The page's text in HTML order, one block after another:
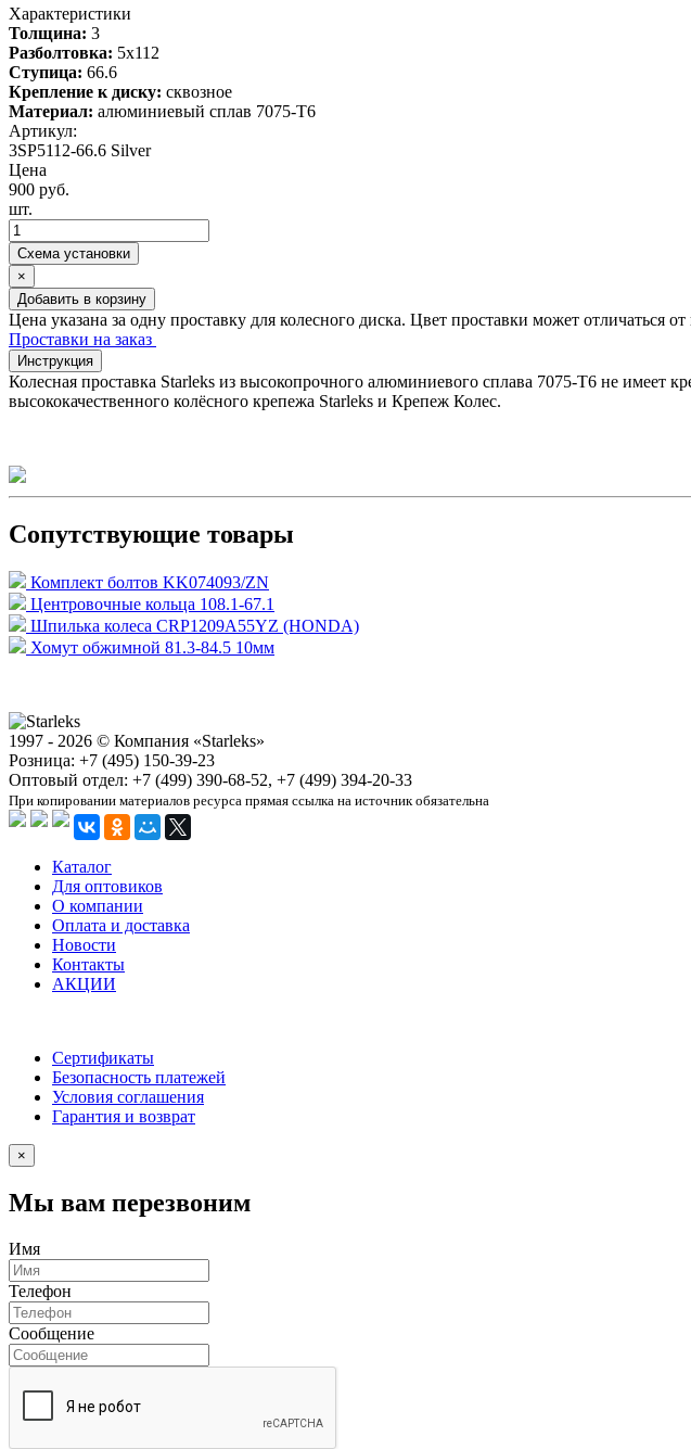
Характеристики
Толщина: 3
Разболтовка: 5x112
Ступица: 66.6
Крепление к диску: сквозное
Материал: алюминиевый сплав 7075-T6
Артикул:
3SP5112-66.6 Silver
Цена
900 руб.
шт.
Схема установки
×
Добавить в корзину
Цена указана за одну проставку для колесного диска. Цвет проставки может отличаться
Проставки на заказ
Инструкция
Колесная проставка Starleks из высокопрочного алюминиевого сплава 7075-T6 не имеет
высококачественного колёсного крепежа Starleks и Крепеж Колес.
Сопутствующие товары
Комплект болтов KK074093/ZN
Центровочные кольца 108.1-67.1
Шпилька колеса CRP1209A55YZ (HONDA)
Хомут обжимной 81.3-84.5 10мм
1997 - 2026 © Компания «Starleks»
Розница: +7 (495) 150-39-23
Оптовый отдел: +7 (499) 390-68-52, +7 (499) 394-20-33
При копировании материалов ресурса прямая ссылка на источник обязательна
Каталог
Для оптовиков
О компании
Оплата и доставка
Новости
Контакты
АКЦИИ
Сертификаты
Безопасность платежей
Условия соглашения
Гарантия и возврат
×
Мы вам перезвоним
Имя
Телефон
Сообщение